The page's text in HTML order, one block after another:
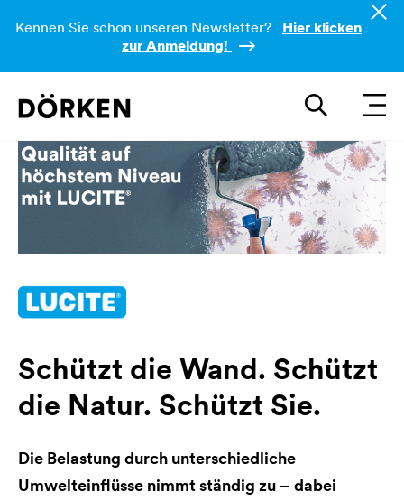
Kennen Sie schon unseren Newsletter?
Hier klicken
zur Anmeldung!
Schützt die Wand. Schützt
die Natur. Schützt Sie.
Die Belastung durch unterschiedliche
Umwelteinflüsse nimmt ständig zu – dabei